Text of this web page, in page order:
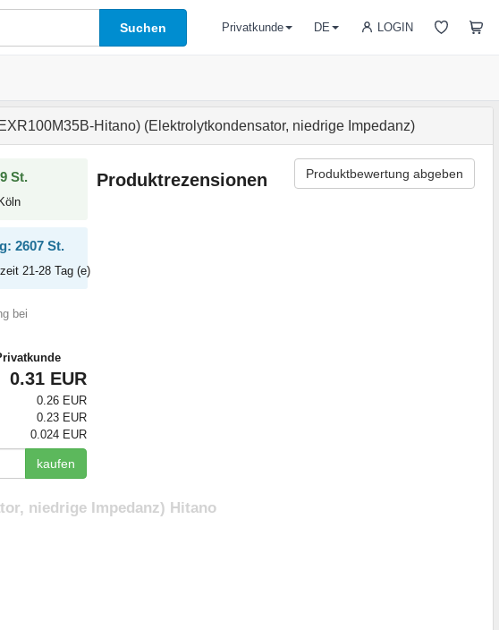
Suchen LOGIN
Privatkunde DE
Hitano) (Elektrolytkondensator, niedrige Impedanz)
St.
2607 St.
21-28 Tag (e)
bei
0.31 EUR
0.26 EUR
0.23 EUR
0.024 EUR
kaufen
Produktrezensionen Produktbewertung abgeben
niedrige Impedanz) Hitano